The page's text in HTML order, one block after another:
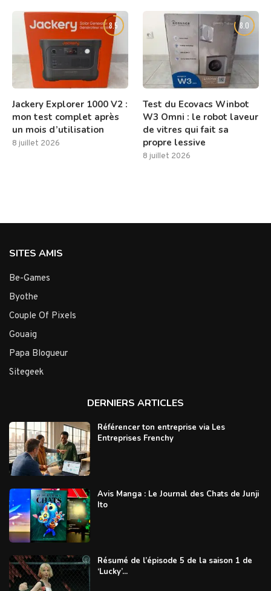
8.5
Jackery Explorer 1000 V2 :
mon test complet après
un mois d’utilisation
8 juillet 2026
8.0
Test du Ecovacs Winbot
W3 Omni : le robot laveur
de vitres qui fait sa
propre lessive
8 juillet 2026
SITES AMIS
Be-Games
Byothe
Couple Of Pixels
Gouaig
Papa Blogueur
Sitegeek
DERNIERS ARTICLES
Référencer ton entreprise via Les
Entreprises Frenchy
Avis Manga : Le Journal des Chats de Junji
Ito
Résumé de l’épisode 5 de la saison 1 de
‘Lucky’...